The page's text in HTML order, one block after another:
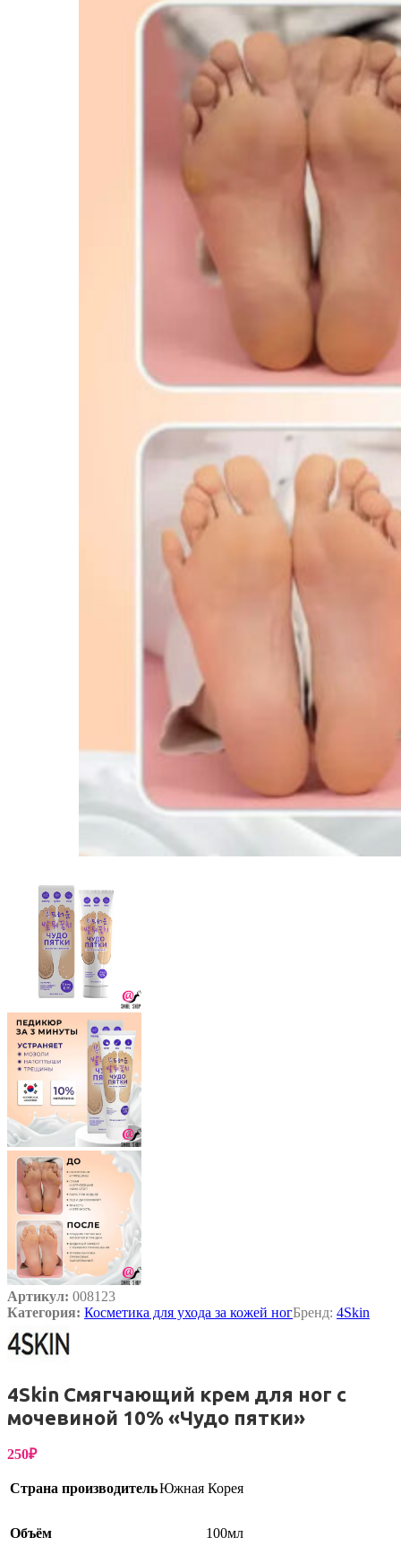
Артикул: 008123
Категория: Косметика для ухода за кожей ногБренд: 4Skin
4Skin Смягчающий крем для ног с
мочевиной 10% «Чудо пятки»
250₽
Страна производительЮжная Корея
Объём 100мл